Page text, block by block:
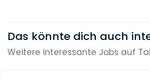
Das könnte dich auch
Weitere interessante Jobs auf